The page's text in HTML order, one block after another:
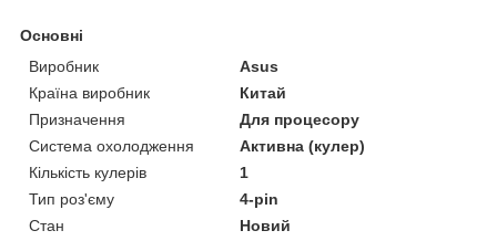
Основні
Виробник
Asus
Країна виробник
Китай
Призначення
Для процесору
Система охолодження
Активна (кулер)
Кількість кулерів
1
Тип роз'єму
4-pin
Стан
Новий